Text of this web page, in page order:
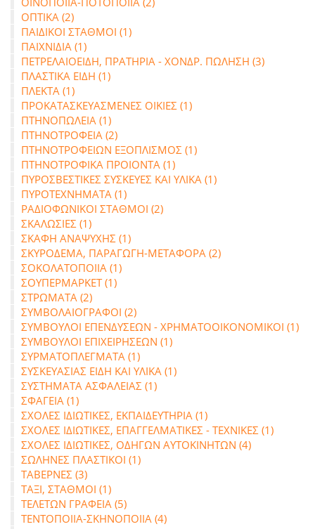
ΟΠΤΙΚΑ (2)
ΠΑΙΔΙΚΟΙ ΣΤΑΘΜΟΙ (1)
ΠΑΙΧΝΙΔΙΑ (1)
ΠΕΤΡΕΛΑΙΟΕΙΔΗ, ΠΡΑΤΗΡΙΑ - ΧΟΝΔΡ. ΠΩΛΗΣΗ (3)
ΠΛΑΣΤΙΚΑ ΕΙΔΗ (1)
ΠΛΕΚΤΑ (1)
ΠΡΟΚΑΤΑΣΚΕΥΑΣΜΕΝΕΣ ΟΙΚΙΕΣ (1)
ΠΤΗΝΟΠΩΛΕΙΑ (1)
ΠΤΗΝΟΤΡΟΦΕΙΑ (2)
ΠΤΗΝΟΤΡΟΦΕΙΩΝ ΕΞΟΠΛΙΣΜΟΣ (1)
ΠΤΗΝΟΤΡΟΦΙΚΑ ΠΡΟΙΟΝΤΑ (1)
ΠΥΡΟΣΒΕΣΤΙΚΕΣ ΣΥΣΚΕΥΕΣ ΚΑΙ ΥΛΙΚΑ (1)
ΠΥΡΟΤΕΧΝΗΜΑΤΑ (1)
ΡΑΔΙΟΦΩΝΙΚΟΙ ΣΤΑΘΜΟΙ (2)
ΣΚΑΛΩΣΙΕΣ (1)
ΣΚΑΦΗ ΑΝΑΨΥΧΗΣ (1)
ΣΚΥΡΟΔΕΜΑ, ΠΑΡΑΓΩΓΗ-ΜΕΤΑΦΟΡΑ (2)
ΣΟΚΟΛΑΤΟΠΟΙΙΑ (1)
ΣΟΥΠΕΡΜΑΡΚΕΤ (1)
ΣΤΡΩΜΑΤΑ (2)
ΣΥΜΒΟΛΑΙΟΓΡΑΦΟΙ (2)
ΣΥΜΒΟΥΛΟΙ ΕΠΕΝΔΥΣΕΩΝ - ΧΡΗΜΑΤΟΟΙΚΟΝΟΜΙΚΟΙ (1)
ΣΥΜΒΟΥΛΟΙ ΕΠΙΧΕΙΡΗΣΕΩΝ (1)
ΣΥΡΜΑΤΟΠΛΕΓΜΑΤΑ (1)
ΣΥΣΚΕΥΑΣΙΑΣ ΕΙΔΗ ΚΑΙ ΥΛΙΚΑ (1)
ΣΥΣΤΗΜΑΤΑ ΑΣΦΑΛΕΙΑΣ (1)
ΣΦΑΓΕΙΑ (1)
ΣΧΟΛΕΣ ΙΔΙΩΤΙΚΕΣ, ΕΚΠΑΙΔΕΥΤΗΡΙΑ (1)
ΣΧΟΛΕΣ ΙΔΙΩΤΙΚΕΣ, ΕΠΑΓΓΕΛΜΑΤΙΚΕΣ - ΤΕΧΝΙΚΕΣ (1)
ΣΧΟΛΕΣ ΙΔΙΩΤΙΚΕΣ, ΟΔΗΓΩΝ ΑΥΤΟΚΙΝΗΤΩΝ (4)
ΣΩΛΗΝΕΣ ΠΛΑΣΤΙΚΟΙ (1)
ΤΑΒΕΡΝΕΣ (3)
ΤΑΞΙ, ΣΤΑΘΜΟΙ (1)
ΤΕΛΕΤΩΝ ΓΡΑΦΕΙΑ (5)
ΤΕΝΤΟΠΟΙΙΑ-ΣΚΗΝΟΠΟΙΙΑ (4)